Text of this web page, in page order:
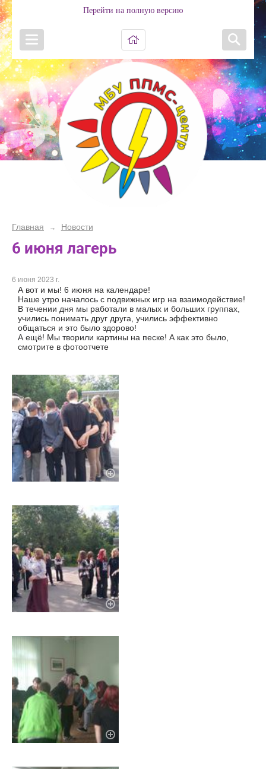
Перейти на полную версию
Главная → Новости
6 июня лагерь
6 июня 2023 г.
А вот и мы! 6 июня на календаре!
Наше утро началось с подвижных игр на взаимодействие!
В течении дня мы работали в малых и больших группах,
учились понимать друг друга, учились эффективно
общаться и это было здорово!
А ещё! Мы творили картины на песке! А как это было,
смотрите в фотоотчете